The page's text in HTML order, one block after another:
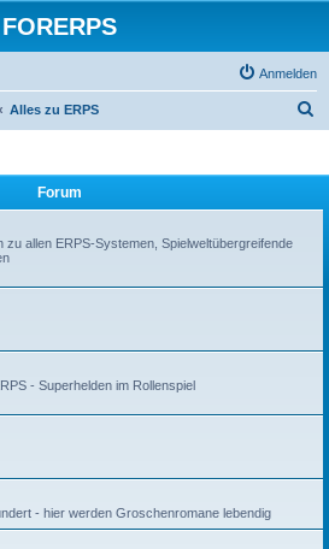
FORERPS
Anmelden
Alles zu ERPS
Forum
zu allen ERPS-Systemen, Spielweltübergreifende
- Superhelden im Rollenspiel
- hier werden Groschenromane lebendig